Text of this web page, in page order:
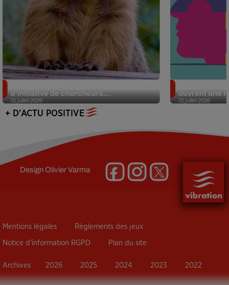
31 juillet 2026
d’initiative de chercheurs...
31 juillet 2026
ouvrent une
+ D'ACTU POSITIVE
DesignOlivier Varma
Mentions légales Règlements des jeux
Notice d’information RGPD Plan du site
Archives 2026 2025 2024 2023 2022